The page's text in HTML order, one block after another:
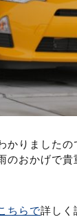
りました
のおかげで
ちらで詳しく